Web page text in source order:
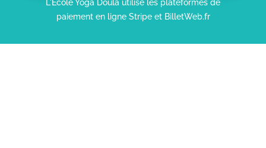
L'École Yoga Doula utilise les plateformes de
paiement en ligne Stripe et BilletWeb.fr